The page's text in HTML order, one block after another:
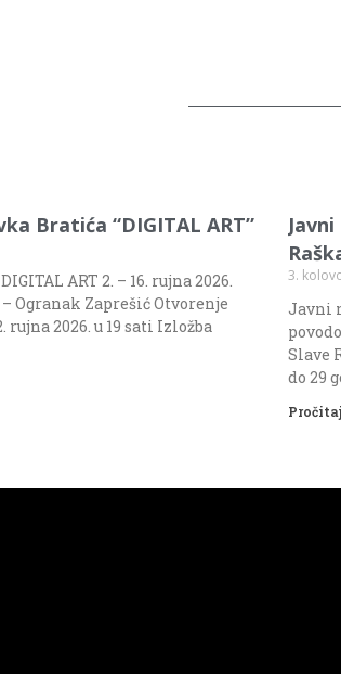
Bratića “DIGITAL ART”
ART 2. – 16. rujna 2026.
Ogranak Zaprešić Otvorenje
rujna 2026. u 19 sati Izložba
3.
Javni
Slave
do 29